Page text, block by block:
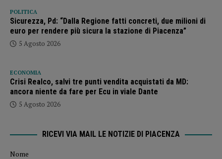
POLITICA
Sicurezza, Pd: “Dalla Regione fatti concreti, due milioni di
euro per rendere più sicura la stazione di Piacenza”
5 Agosto 2026
ECONOMIA
Crisi Realco, salvi tre punti vendita acquistati da MD:
ancora niente da fare per Ecu in viale Dante
5 Agosto 2026
RICEVI VIA MAIL LE NOTIZIE DI PIACENZA
Nome